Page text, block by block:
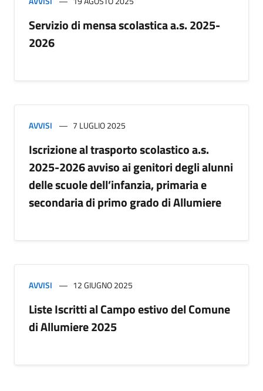
Servizio di mensa scolastica a.s. 2025-
2026
AVVISI 7 LUGLIO 2025
Iscrizione al trasporto scolastico a.s.
2025-2026 avviso ai genitori degli alunni
delle scuole dell’infanzia, primaria e
secondaria di primo grado di Allumiere
AVVISI 12 GIUGNO 2025
Liste Iscritti al Campo estivo del Comune
di Allumiere 2025